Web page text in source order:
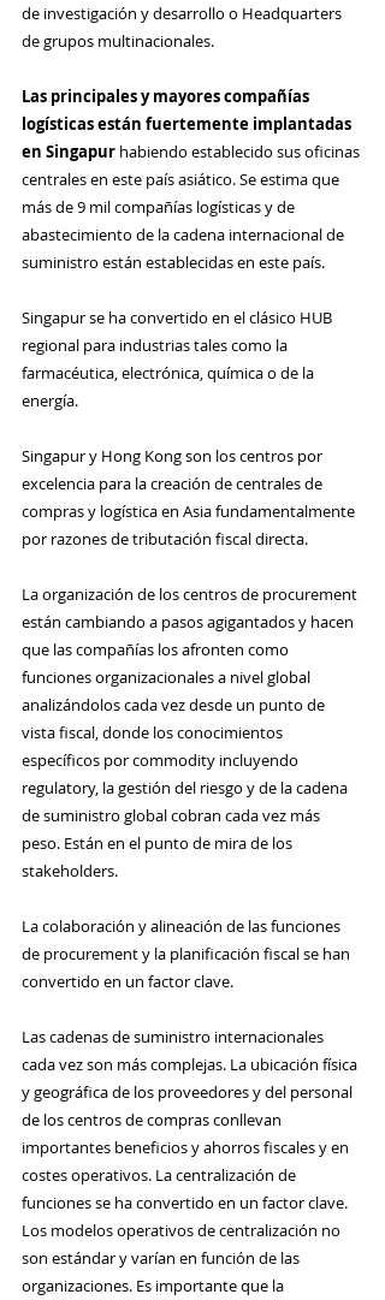
de investigación y desarrollo o Headquarters
de grupos multinacionales.
Las principales y mayores compañías
logísticas están fuertemente implantadas
en Singapur habiendo establecido sus oficinas
centrales en este país asiático. Se estima que
más de 9 mil compañías logísticas y de
abastecimiento de la cadena internacional de
suministro están establecidas en este país.
Singapur se ha convertido en el clásico HUB
regional para industrias tales como la
farmacéutica, electrónica, química o de la
energía.
Singapur y Hong Kong son los centros por
excelencia para la creación de centrales de
compras y logística en Asia fundamentalmente
por razones de tributación fiscal directa.
La organización de los centros de procurement
están cambiando a pasos agigantados y hacen
que las compañías los afronten como
funciones organizacionales a nivel global
analizándolos cada vez desde un punto de
vista fiscal, donde los conocimientos
específicos por commodity incluyendo
regulatory, la gestión del riesgo y de la cadena
de suministro global cobran cada vez más
peso. Están en el punto de mira de los
stakeholders.
La colaboración y alineación de las funciones
de procurement y la planificación fiscal se han
convertido en un factor clave.
Las cadenas de suministro internacionales
cada vez son más complejas. La ubicación física
y geográfica de los proveedores y del personal
de los centros de compras conllevan
importantes beneficios y ahorros fiscales y en
costes operativos. La centralización de
funciones se ha convertido en un factor clave.
Los modelos operativos de centralización no
son estándar y varían en función de las
organizaciones. Es importante que la